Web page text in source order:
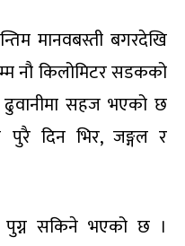
मानवबस्ती बगरदेखि
नौ किलोमिटर सडकको
सहज भएको छ
पुरै दिन भिर, जङ्गल र
पुग्न सकिने भएको छ ।